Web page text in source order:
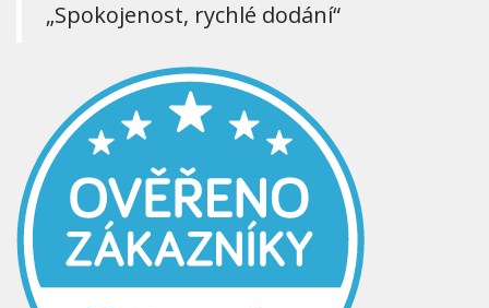
„Spokojenost, rychlé dodání“